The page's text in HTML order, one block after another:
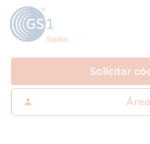
Solicitar